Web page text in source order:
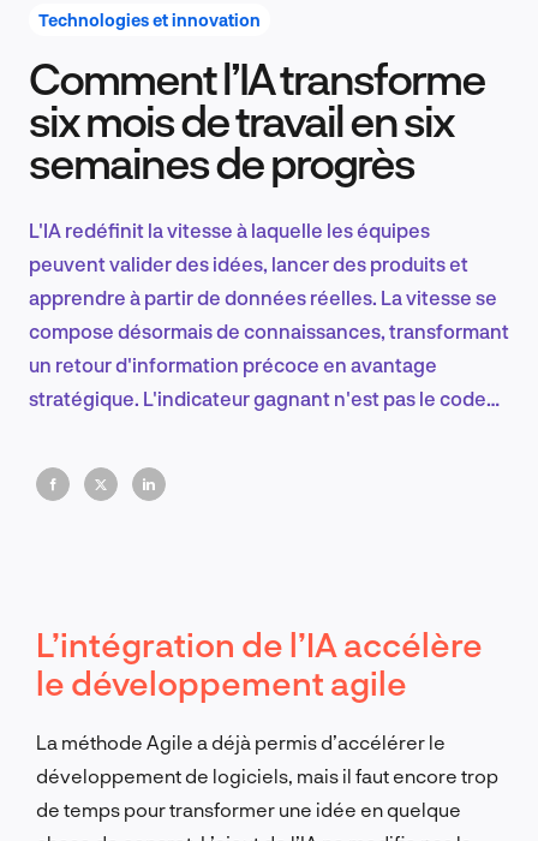
Recherche et conception produit
EN
Technologies et innovation
Comment l’IA transforme
six mois de travail en six
semaines de progrès
L'IA redéfinit la vitesse à laquelle les équipes
peuvent valider des idées, lancer des produits et
apprendre à partir de données réelles. La vitesse se
compose désormais de connaissances, transformant
un retour d'information précoce en avantage
stratégique. L'indicateur gagnant n'est pas le code
relatives aux produits évoluent grâce à la
connaissance.
L’intégration de l’IA accélère
le développement agile
La méthode Agile a déjà permis d’accélérer le
développement de logiciels, mais il faut encore trop
de temps pour transformer une idée en quelque